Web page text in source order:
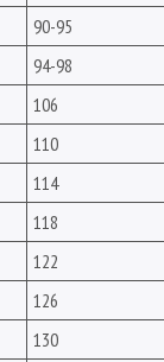
90-95
94-98
106
110
114
118
122
126
130